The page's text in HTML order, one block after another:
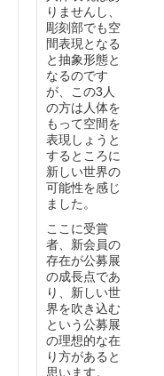
りませんし、
彫刻部でも空
間表現となる
と抽象形態と
なるのです
が、この3人
の方は人体を
もって空間を
表現しょうと
するところに
新しい世界の
可能性を感じ
ました。
ここに受賞
者、新会員の
存在が公募展
の成長点であ
り、新しい世
界を吹き込む
という公募展
の理想的な在
り方があると
思います。